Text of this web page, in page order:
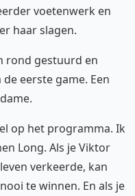
voetenwerk en
haar slagen.
rond gestuurd en
eerste game. Een
op het programma. Ik
Long. Als je Viktor
verkeerde, kan
te winnen. En als je